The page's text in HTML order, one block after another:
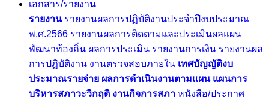
เอกสาร/รายงาน
รายงาน รายงานผลการปฏิบัติงานประจำปีงบประมาณ
พ.ศ.2566 รายงานผลการติดตามและประเมินผลแผน
พัฒนาท้องถิ่น ผลการประเมิน รายงานการเงิน รายงานผล
การปฏิบัติงาน งานตรวจสอบภายใน เทศบัญญัติงบ
ประมาณรายจ่าย ผลการดำเนินงานตามแผน แผนการ
บริหารสภาวะวิกฤติ งานกิจการสภา หนังสือ/ประกาศ